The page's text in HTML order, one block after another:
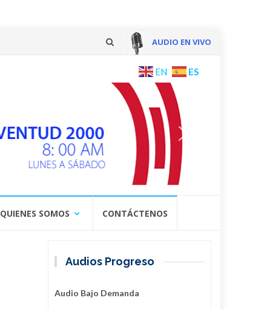
AUDIO EN VIVO
content
EN ES
QUIENES SOMOS CONTÁCTENOS
Audios Progreso
Audio Bajo Demanda